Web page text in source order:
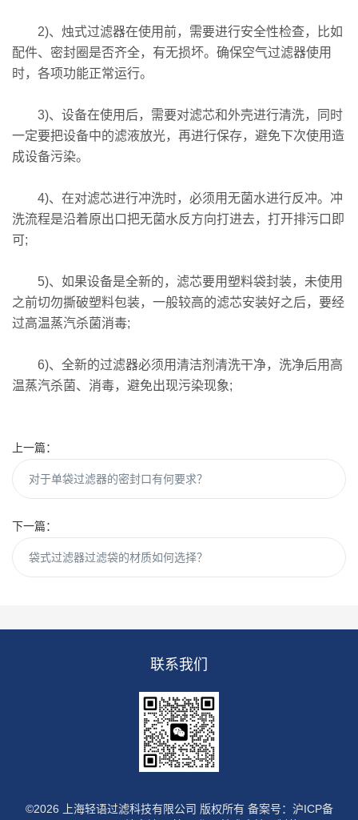
2)、烛式过滤器在使用前，需要进行安全性检查，比如
配件、密封圈是否齐全，有无损坏。确保空气过滤器使用
时，各项功能正常运行。
3)、设备在使用后，需要对滤芯和外壳进行清洗，同时
一定要把设备中的滤液放光，再进行保存，避免下次使用造
成设备污染。
4)、在对滤芯进行冲洗时，必须用无菌水进行反冲。冲
洗流程是沿着原出口把无菌水反方向打进去，打开排污口即
可;
5)、如果设备是全新的，滤芯要用塑料袋封装，未使用
之前切勿撕破塑料包装，一般较高的滤芯安装好之后，要经
过高温蒸汽杀菌消毒;
6)、全新的过滤器必须用清洁剂清洗干净，洗净后用高
温蒸汽杀菌、消毒，避免出现污染现象;
上一篇：
对于单袋过滤器的密封口有何要求？
下一篇：
袋式过滤器过滤袋的材质如何选择？
联系我们
©2026 上海轻语过滤科技有限公司 版权所有 备案号：沪ICP备